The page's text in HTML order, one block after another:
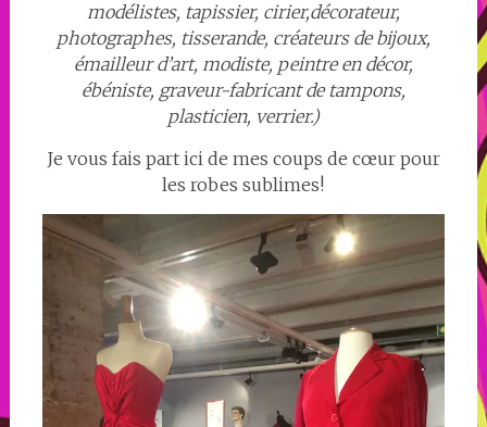
modélistes, tapissier, cirier,décorateur,
photographes, tisserande, créateurs de bijoux,
émailleur d’art, modiste, peintre en décor,
ébéniste, graveur-fabricant de tampons,
plasticien, verrier.)
Je vous fais part ici de mes coups de cœur pour
les robes sublimes!